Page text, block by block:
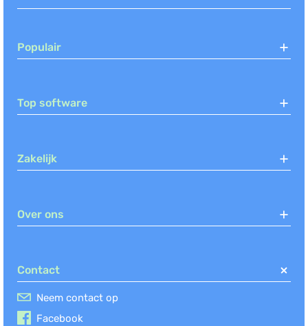
Populair
Top software
Zakelijk
Over ons
Contact
Neem contact op
Facebook